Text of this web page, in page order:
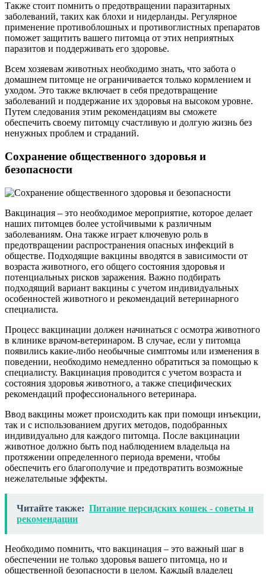
Также стоит помнить о предотвращении паразитарных
заболеваний, таких как блохи и нидерланды. Регулярное
применение противоблошных и противоглистных препаратов
поможет защитить вашего питомца от этих неприятных
паразитов и поддерживать его здоровье.
Всем хозяевам животных необходимо знать, что забота о
домашнем питомце не ограничивается только кормлением и
уходом. Это также включает в себя предотвращение
заболеваний и поддержание их здоровья на высоком уровне.
Путем следования этим рекомендациям вы сможете
обеспечить своему питомцу счастливую и долгую жизнь без
ненужных проблем и страданий.
Сохранение общественного здоровья и
безопасности
Вакцинация – это необходимое мероприятие, которое делает
наших питомцев более устойчивыми к различным
заболеваниям. Она также играет ключевую роль в
предотвращении распространения опасных инфекций в
обществе. Подходящие вакцины вводятся в зависимости от
возраста животного, его общего состояния здоровья и
потенциальных рисков заражения. Важно подбирать
подходящий вариант вакцины с учетом индивидуальных
особенностей животного и рекомендаций ветеринарного
специалиста.
Процесс вакцинации должен начинаться с осмотра животного
в клинике врачом-ветеринаром. В случае, если у питомца
появились какие-либо необычные симптомы или изменения в
поведении, необходимо немедленно обратиться за помощью к
специалисту. Вакцинация проводится с учетом возраста и
состояния здоровья животного, а также специфических
рекомендаций профессионального ветеринара.
Ввод вакцины может происходить как при помощи инъекции,
так и с использованием других методов, подобранных
индивидуально для каждого питомца. После вакцинации
животное должно быть под наблюдением владельца на
протяжении определенного периода времени, чтобы
обеспечить его благополучие и предотвратить возможные
нежелательные эффекты.
Читайте также: Питание персидских кошек - советы и
рекомендации
Необходимо помнить, что вакцинация – это важный шаг в
обеспечении не только здоровья вашего питомца, но и
общественной безопасности в целом. Каждый владелец